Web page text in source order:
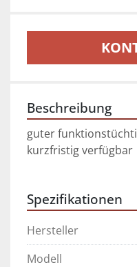
Beschreibung
guter
kurzfristig verfügbar
Spezifikationen
Hersteller
Modell